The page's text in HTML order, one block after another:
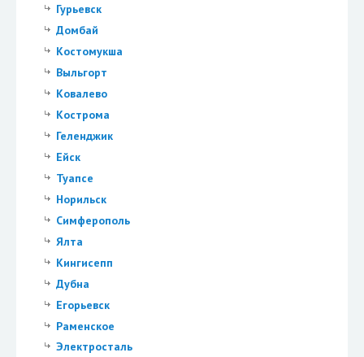
Гурьевск
Домбай
Костомукша
Выльгорт
Ковалево
Кострома
Геленджик
Ейск
Туапсе
Норильск
Симферополь
Ялта
Кингисепп
Дубна
Егорьевск
Раменское
Электросталь